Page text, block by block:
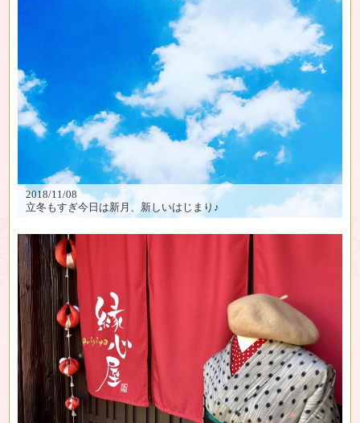
2018/11/08
立冬もすぎ今日は新月、新しいはじまり♪